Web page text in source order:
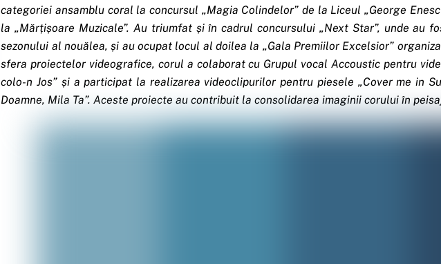
categoriei ansamblu coral la concursul „Magia Colindelor” de la Liceul „George
la „Mărțișoare Muzicale”. Au triumfat și în cadrul concursului „Next Star”, unde au
sezonului al nouălea, și au ocupat locul al doilea la „Gala Premiilor Excelsior”
sfera proiectelor videografice, corul a colaborat cu Grupul vocal Accoustic pentru
colo-n Jos” și a participat la realizarea videoclipurilor pentru piesele „Cover me in
Doamne, Mila Ta”. Aceste proiecte au contribuit la consolidarea imaginii corului în